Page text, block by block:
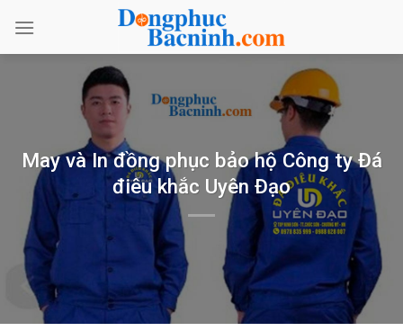
qua
nội
May và In đồng phục bảo hộ Công ty Đá
điêu khắc Uyên Đạo